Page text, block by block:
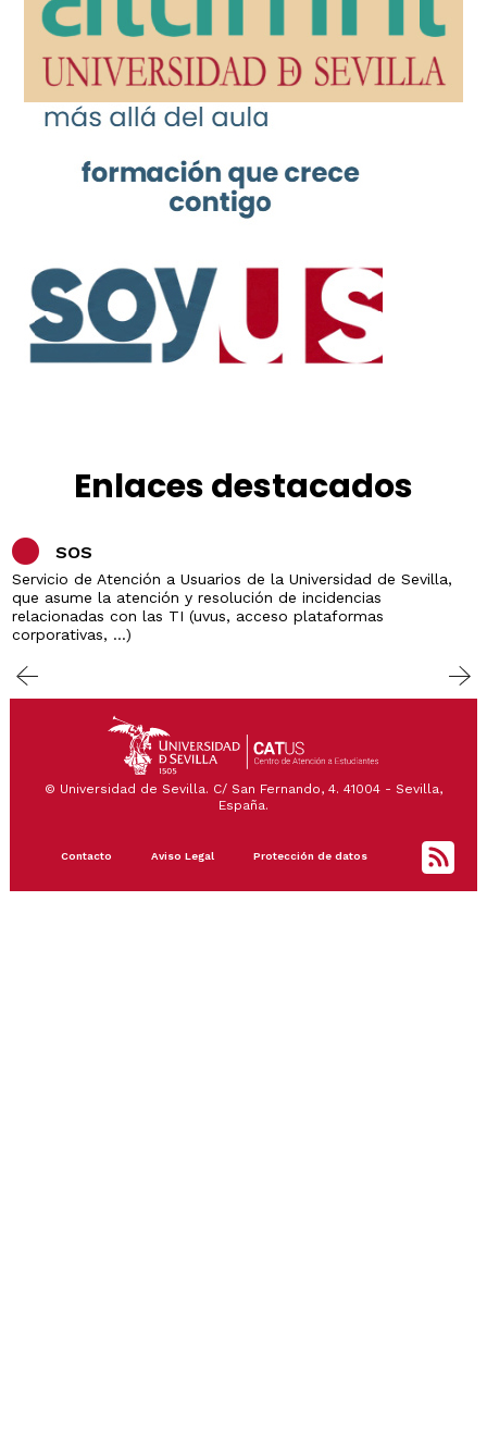
Enlaces destacados
SOS
Servicio de Atención a Usuarios de la Universidad de Sevilla,
que asume la atención y resolución de incidencias
relacionadas con las TI (uvus, acceso plataformas
corporativas, ...)
© Universidad de Sevilla. C/ San Fernando, 4. 41004 - Sevilla,
España.
Footer
menu
Contacto Aviso Legal Protección de datos